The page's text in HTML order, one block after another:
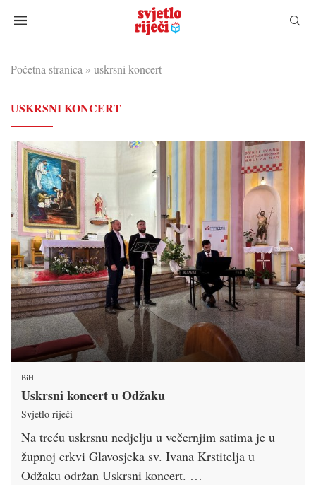
Početna stranica » uskrsni koncert
USKRSNI KONCERT
BiH
Uskrsni koncert u Odžaku
Svjetlo riječi
Na treću uskrsnu nedjelju u večernjim satima je u
župnoj crkvi Glavosjeka sv. Ivana Krstitelja u
Odžaku održan Uskrsni koncert. …